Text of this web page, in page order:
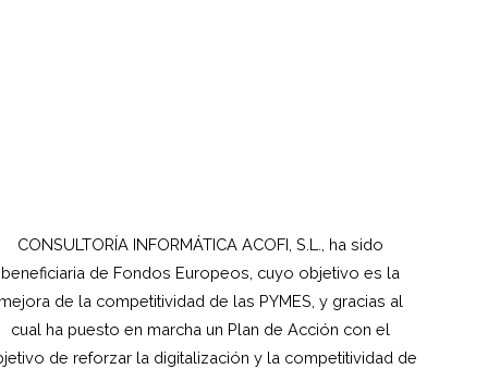
CONSULTORÍA INFORMÁTICA ACOFI, S.L., ha sido
beneficiaria de Fondos Europeos, cuyo objetivo es la
de la competitividad de las PYMES, y gracias al
cual ha puesto en marcha un Plan de Acción con el
de reforzar la digitalización y la competitividad de